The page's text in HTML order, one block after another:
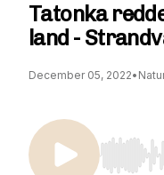
Tatonka
land -
December 05, 2022•
Use Left/